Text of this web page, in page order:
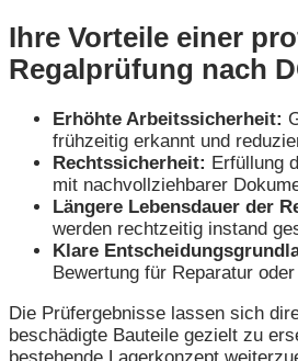
Ihre Vorteile einer
Regalprüfung nach
Erhöhte Arbeitssicherheit:
frühzeitig erkannt und
Rechtssicherheit: Erfüllung
mit nachvollziehbarer
Längere Lebensdauer der
werden rechtzeitig instand
Klare
Bewertung für Reparatur
Die Prüfergebnisse lassen sich
beschädigte Bauteile gezielt zu